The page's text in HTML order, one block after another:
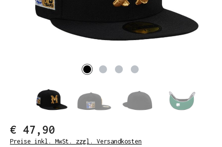
€ 47,90
Preise inkl. MwSt. zzgl. Versandkosten